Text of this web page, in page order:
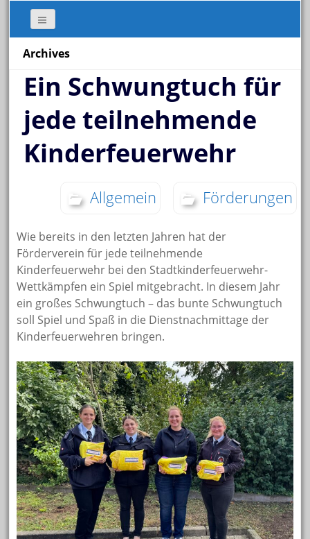
Archives
Ein Schwungtuch für
jede teilnehmende
Kinderfeuerwehr
Allgemein Förderungen
Wie bereits in den letzten Jahren hat der
Förderverein für jede teilnehmende
Kinderfeuerwehr bei den Stadtkinderfeuerwehr-
Wettkämpfen ein Spiel mitgebracht. In diesem Jahr
ein großes Schwungtuch – das bunte Schwungtuch
soll Spiel und Spaß in die Dienstnachmittage der
Kinderfeuerwehren bringen.